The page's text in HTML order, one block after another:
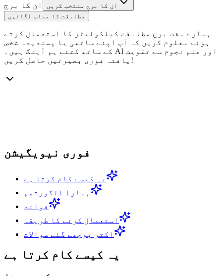
ان کا برج
ان کا برج منتخب کریں
مطابقت کا حساب لگائیں
ہمارے مفت برج مطابقت کیلکولیٹر کا استعمال کرتے
ہوئے معلوم کریں کہ آپ اپنے ساتھی یا پسندیدہ شخص
کے ساتھ کتنے ہم آہنگ ہیں۔ AI اور علم نجوم سے تقویت
یافتہ فوری بصیرتیں حاصل کریں!
فوری نیویگیشن
یہ کیسے کام کرتا ہے
ہمارا الگورتھم
فوائد
استعمال کرنے کا طریقہ
اکثر پوچھے گئے سوالات
یہ کیسے کام کرتا ہے